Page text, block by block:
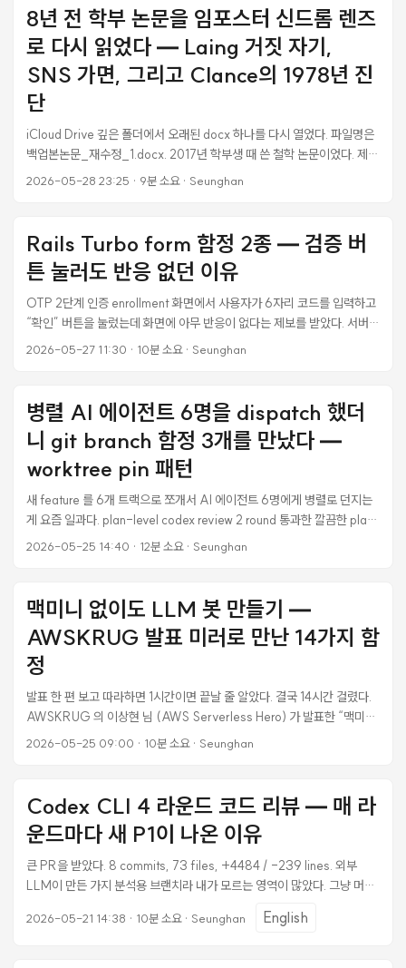
는 시각도 동일하다 — 안에서 휘말리는 시점이 아니라, 바깥에서 구조가
어떻게 작동하는지를 본다. ...
8년 전 학부 논문을 임포스터 신드롬 렌즈
로 다시 읽었다 — Laing 거짓 자기,
SNS 가면, 그리고 Clance의 1978년 진
단
iCloud Drive 깊은 폴더에서 오래된 docx 하나를 다시 열었다. 파일명은
백업본논문_재수정_1.docx. 2017년 학부생 때 쓴 철학 논문이었다. 제목
은 「‘가면’의 정체에 대한 철학적 분석 — SNS와 〈가면의 꿈〉(1975) 중
포스터 신드롬(Impostor Syndrome)과 닮은 정서 구조였다. 임상심리학
용어는 한 단어도 쓰지 않았지만, Pauline Clance가 1978년에 명명한 그
현상과 비슷한 문제의식을 SNS 시대의 언어로 건드리고 있었던 셈이다.
...
2026-05-28 23:25 · 9분 소요· Seunghan
Rails Turbo form 함정 2종 — 검증 버
튼 눌러도 반응 없던 이유
OTP 2단계 인증 enrollment 화면에서 사용자가 6자리 코드를 입력하고
“확인” 버튼을 눌렀는데 화면에 아무 반응이 없다는 제보를 받았다. 서버
로그에는 정상 처리됐다고 찍혀 있고, 응답 바디도 정상 크기였다. 그런데
지 않습니다” 라는 엉뚱한 alert 가 떴다고 했다. 서버 로그를 까보니 사용
자가 누른 적 없는 DELETE 액션이 호출됐다. 두 사고 모두 Turbo Drive
가 원인이었다. Rails 7 부터 기본 활성화된 이 친구가 form 동작에 미묘
하게 개입하면서 발생한, 알아두지 않으면 매번 새로 깨닫게 되는 함정 두
종이다. 같은 날 두 번 터진 김에 정리한다. ...
2026-05-27 11:30 · 10분 소요· Seunghan
병렬 AI 에이전트 6명을 dispatch 했더
니 git branch 함정 3개를 만났다 —
worktree pin 패턴
새 feature 를 6개 트랙으로 쪼개서 AI 에이전트 6명에게 병렬로 던지는
게 요즘 일과다. plan-level codex review 2 round 통과한 깔끔한 plan
을 들고 자신만만하게 Wave 1 (2개 에이전트 병렬) dispatch 했는데, 첫
가 어디로 가있는지 reflog 를 5번 들여다봐야 했고, P11 merge 커밋이
엉뚱한 branch 위에 올라가서 reset 했다가, 결국 detached worktree
+ git update-ref 조합으로 우회해서 land 시켰다. 같은 함정에 또 안 빠
지려고 정리한다. ...
2026-05-25 14:40 · 12분 소요· Seunghan
맥미니 없이도 LLM 봇 만들기 —
AWSKRUG 발표 미러로 만난 14가지 함
정
발표 한 편 보고 따라하면 1시간이면 끝날 줄 알았다. 결국 14시간 걸렸다.
AWSKRUG 의 이상현 님 (AWS Serverless Hero) 가 발표한 “맥미니
없이도 서버리스로 만드는 AI Cloud Agent” — 영상 시청 1시간이면 원
1.35초만 돌리고 평소엔 $0 으로 운영하자.” 그래서 원본 레포를 클론해
서 한 번 직접 띄워보기로 했다. 새 AWS 계정 만들고, 발표 자료 그대로 따
라했다. 14시간 후에 봇이 답장을 보내왔다. 그 14시간 동안 발견한 함정 14
가지가 이 글의 본문이다. ...
2026-05-25 09:00 · 10분 소요· Seunghan
Codex CLI 4 라운드 코드 리뷰 — 매 라
운드마다 새 P1이 나온 이유
큰 PR을 받았다. 8 commits, 73 files, +4484 / -239 lines. 외부
LLM이 만든 가지 분석용 브랜치라 내가 모르는 영역이 많았다. 그냥 머지
[P1] 2 건이 나왔다. 고쳤다. “이제 끝났겠지” 하고 푸시했다. 2 라운드를
2026-05-21 14:38 · 10분 소요· Seunghan English